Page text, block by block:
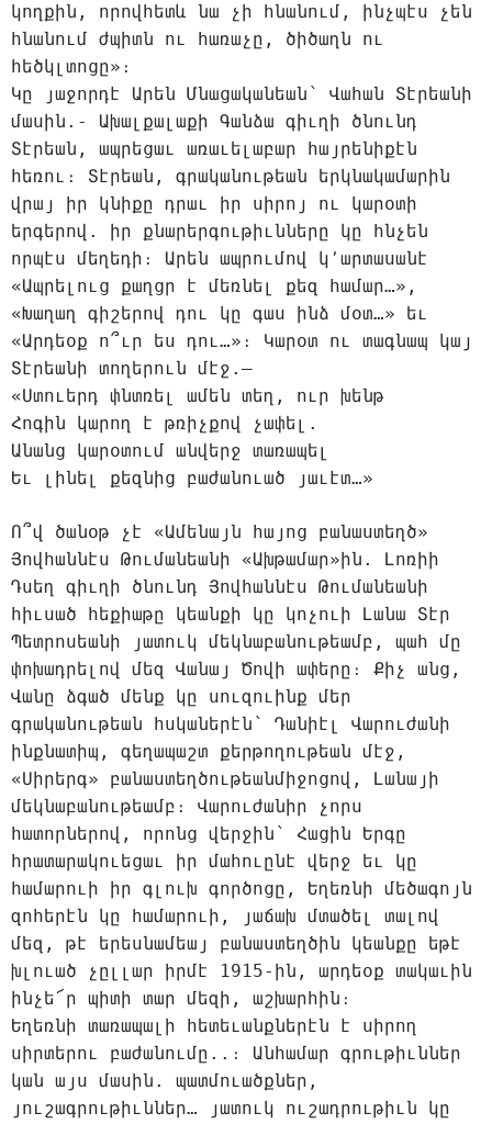
կողքին, որովհետև նա չի հնանում, ինչպէս չեն
հնանում ժպիտն ու հառաչը, ծիծաղն ու
հեծկլտոցը»։
Կը յաջորդէ Արեն Մնացականեան՝ Վահան Տէրեանի
մասին.- Ախալքալաքի Գանձա գիւղի ծնունդ
Տէրեան, ապրեցաւ առաւելաբար հայրենիքէն
հեռու։ Տէրեան, գրականութեան երկնակամարին
վրայ իր կնիքը դրաւ իր սիրոյ ու կարօտի
երգերով. իր քնարերգութիւնները կը հնչեն
որպէս մեղեդի։ Արեն ապրումով կ՚արտասանէ
«Ապրելուց քաղցր է մեռնել քեզ համար…»,
«Խաղաղ գիշերով դու կը գաս ինձ մօտ…» եւ
«Արդեօք ո՞ւր ես դու…»։ Կարօտ ու տագնապ կայ
Տէրեանի տողերուն մէջ.—
«Ստուերդ փնտռել ամեն տեղ, ուր խենթ
Հոգին կարող է թռիչքով չափել.
Անանց կարօտում անվերջ տառապել
Եւ լինել քեզնից բաժանուած յաւէտ…»
Ո՞վ ծանօթ չէ «Ամենայն հայոց բանաստեղծ»
Յովհաննէս Թումանեանի «Ախթամար»ին. Լոռիի
Դսեղ գիւղի ծնունդ Յովհաննէս Թումանեանի
հիւսած հեքիաթը կեանքի կը կոչուի Լանա Տէր
Պետրոսեանի յատուկ մեկնաբանութեամբ, պահ մը
փոխադրելով մեզ Վանայ Ծովի ափերը։ Քիչ անց,
Վանը ձգած մենք կը սուզուինք մեր
գրականութեան հսկաներէն՝ Դանիէլ Վարուժանի
ինքնատիպ, գեղապաշտ քերթողութեան մէջ,
«Սիրերգ» բանաստեղծութեանմիջոցով, Լանայի
մեկնաբանութեամբ։ Վարուժանիր չորս
հատորներով, որոնց վերջին՝ Հացին Երգը
հրատարակուեցաւ իր մահուընէ վերջ եւ կը
համարուի իր գլուխ գործոցը, Եղեռնի մեծագոյն
զոհերէն կը համարուի, յաճախ մտածել տալով
մեզ, թէ երեսնամեայ բանաստեղծին կեանքը եթէ
խլուած չըլլար իրմէ 1915-ին, արդեօք տակաւին
ինչե՜ր պիտի տար մեզի, աշխարհին։
Եղեռնի տառապալի հետեւանքներէն է սիրող
սիրտերու բաժանումը..։ Անհամար գրութիւններ
կան այս մասին. պատմուածքներ,
յուշագրութիւններ… յատուկ ուշադրութիւն կը